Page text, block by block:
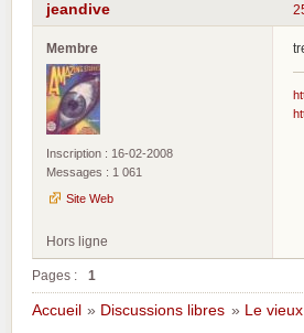
jeandive
Membre
Inscription : 16-02-2008
Messages : 1 061
Site Web
Hors ligne
Pages : 1
Accueil » Discussions libres » Le